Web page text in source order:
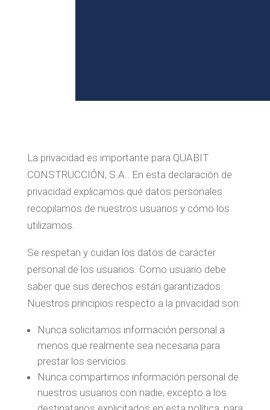
La privacidad es importante para QUABIT
CONSTRUCCIÓN, S.A.. En esta declaración de
privacidad explicamos qué datos personales
recopilamos de nuestros usuarios y cómo los
utilizamos.
Se respetan y cuidan los datos de carácter
personal de los usuarios. Como usuario debe
saber que sus derechos están garantizados.
Nuestros principios respecto a la privacidad son:
Nunca solicitamos información personal a
menos que realmente sea necesaria para
prestar los servicios.
Nunca compartimos información personal de
nuestros usuarios con nadie, excepto a los